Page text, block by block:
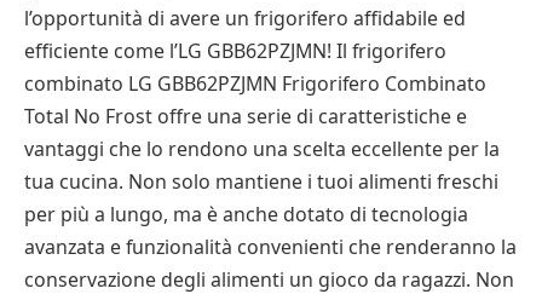
l’opportunità di avere un frigorifero affidabile ed
efficiente come l’LG GBB62PZJMN! Il frigorifero
combinato LG GBB62PZJMN Frigorifero Combinato
Total No Frost offre una serie di caratteristiche e
vantaggi che lo rendono una scelta eccellente per la
tua cucina. Non solo mantiene i tuoi alimenti freschi
per più a lungo, ma è anche dotato di tecnologia
avanzata e funzionalità convenienti che renderanno la
conservazione degli alimenti un gioco da ragazzi. Non